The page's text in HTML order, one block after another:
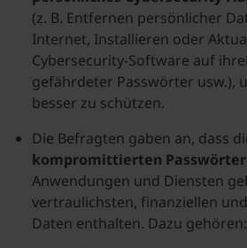
(z. B. Entfernen persönlicher
Internet, Installieren oder
Cybersecurity-Software auf
gefährdeter Passwörter usw.),
besser zu schützen.
Die Befragten gaben an, dass
kompromittierten Passwörter
Anwendungen und Diensten
vertraulichsten, finanziellen
Daten enthalten. Dazu gehören: